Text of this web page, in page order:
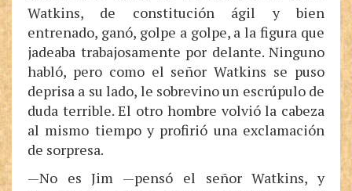
Watkins, de constitución ágil y bien
entrenado, ganó, golpe a golpe, a la figura que
jadeaba trabajosamente por delante. Ninguno
habló, pero como el señor Watkins se puso
deprisa a su lado, le sobrevino un escrúpulo de
duda terrible. El otro hombre volvió la cabeza
al mismo tiempo y profirió una exclamación
de sorpresa.
—No es Jim —pensó el señor Watkins, y